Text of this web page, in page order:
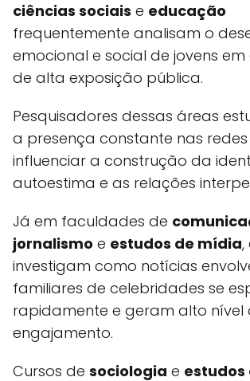
ciências sociais e educação
frequentemente analisam o
emocional e social de jovens
de alta exposição pública.
Pesquisadores dessas áreas
a presença constante nas
influenciar a construção da
autoestima e as relações
Já em faculdades de
jornalismo e estudos de mídia,
investigam como notícias
familiares de celebridades se
rapidamente e geram alto nível
engajamento.
Cursos de sociologia e estudos